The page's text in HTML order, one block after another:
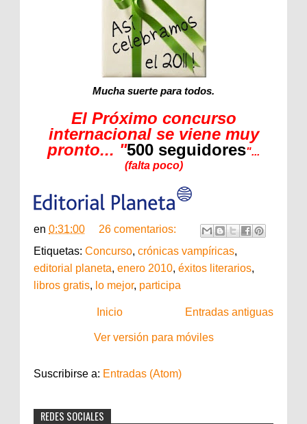
Mucha suerte para todos.
El Próximo concurso
internacional se viene muy
pronto... "500 seguidores"...
(falta poco)
en 0:31:00
26 comentarios:
Etiquetas: Concurso, crónicas vampíricas,
editorial planeta, enero 2010, éxitos literarios,
libros gratis, lo mejor, participa
Entradas antiguas
Inicio
Ver versión para móviles
Suscribirse a: Entradas (Atom)
REDES SOCIALES